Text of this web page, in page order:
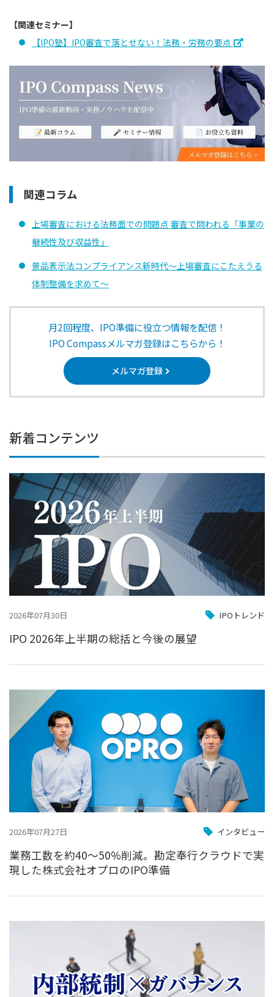
【関連セミナー】
【IPO塾】IPO審査で落とせない！法務・労務の要点
関連コラム
上場審査における法務面での問題点 審査で問われる「事業の
継続性及び収益性」
景品表示法コンプライアンス新時代～上場審査にこたえうる
体制整備を求めて～
月2回程度、IPO準備に役立つ情報を配信！
IPO Compassメルマガ登録はこちらから！
メルマガ登録
新着コンテンツ
2026年07月30日 IPOトレンド
IPO 2026年上半期の総括と今後の展望
2026年07月27日 インタビュー
業務工数を約40〜50%削減。勘定奉行クラウドで実
現した株式会社オプロのIPO準備